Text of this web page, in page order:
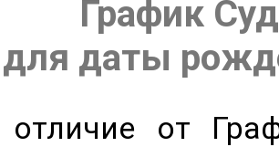
График
для даты
от